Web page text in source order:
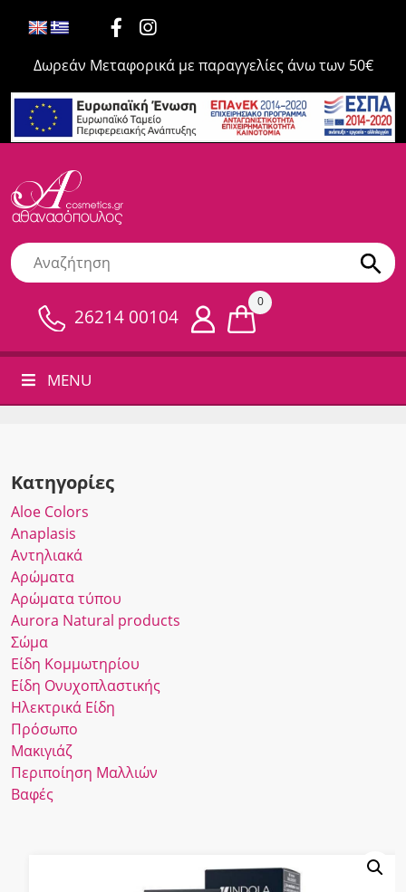
Δωρεάν Μεταφορικά με παραγγελίες άνω των 50€
26214 00104
0
MENU
Κατηγορίες
Αloe Colors
Anaplasis
Αντηλιακά
Αρώματα
Αρώματα τύπου
Αurora Νatural products
Σώμα
Είδη Κομμωτηρίου
Είδη Ονυχοπλαστικής
Ηλεκτρικά Είδη
Πρόσωπο
Μακιγιάζ
Περιποίηση Μαλλιών
Βαφές